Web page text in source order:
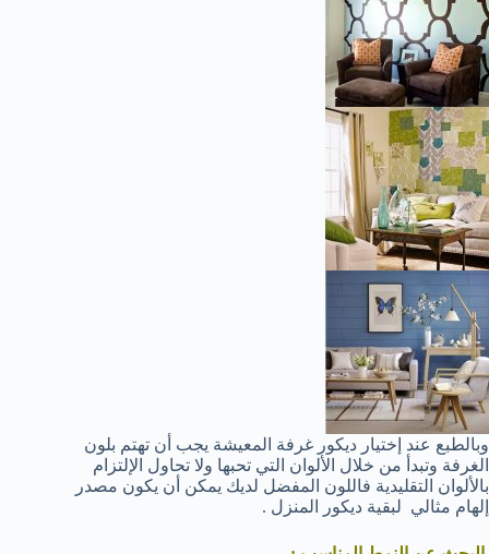
وبالطبع عند إختيار ديكور غرفة المعيشة يجب أن تهتم بلون
الغرفة وتبدأ من خلال الألوان التي تحبها ولا تحاول الإلتزام
بالألوان التقليدية فاللون المفضل لديك يمكن أن يكون مصدر
إلهام مثالي لبقية ديكور المنزل .